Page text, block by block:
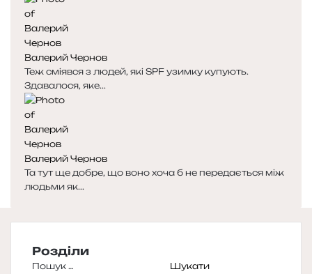
Валерий Чернов
Теж сміявся з людей, які SPF узимку купують.
Здавалося, яке...
Валерий Чернов
Та тут ще добре, що воно хоча б не передається між
людьми як...
Розділи
Пошук: